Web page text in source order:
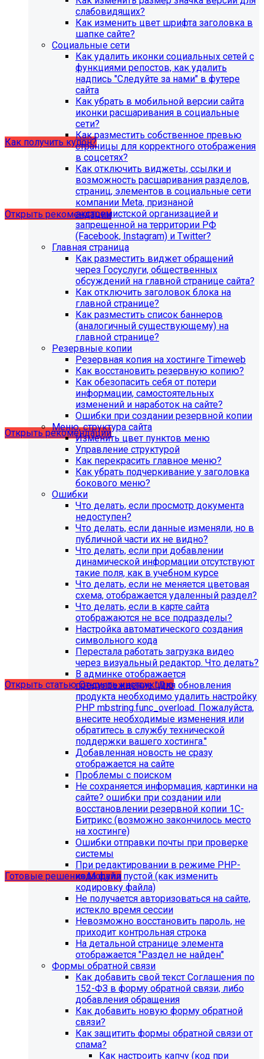
В связи с новыми требованиями Приказа 1493
Рособнадзора нами были внесены изменения в
поставку готовых решений для образовательных
Теперь в сборку готовых решений для образовательных
организаций входит модуль SIMAI-SF4: Сведения об
образовательной организации (simai.sveden). Для
корректной работы модуля необходимо активировать
Как получить купон?
Что делать, если на хостинге не
хватает места?
Открыть рекомендации
Рекомендации по безопасности
Открыть рекомендации
С 1 февраля 2023 года ограничена
поддержка продуктов 1С-Битрикс на
PHP версии ниже 8.0. Рекомендуемая
версия PHP - 8.1 и выше
Открыть статьюОткрыть инструкцию
Учебные курсы
по работе с готовыми решениями и модулями
размещены в разделе "Учебные курсы"
Готовые решенияМодули
Инструкция по удалению ссылок на
слабовидящих?
Как изменить цвет шрифта заголовка в
шапке сайте?
Социальные сети
Как удалить иконки социальных сетей с
функциями репостов, как удалить
надпись "Следуйте за нами" в футере
сайта
Как убрать в мобильной версии сайта
иконки расшаривания в социальные
сети?
Как разместить собственное превью
страницы для корректного отображения
в соцсетях?
Как отключить виджеты, ссылки и
возможность расшаривания разделов,
страниц, элементов в социальные сети
компании Meta, признаной
экстремистской организацией и
запрещенной на территории РФ
(Facebook, Instagram) и Twitter?
Главная страница
Как разместить виджет обращений
через Госуслуги, общественных
обсуждений на главной странице сайта?
Как отключить заголовок блока на
главной странице?
Как разместить список баннеров
(аналогичный существующему) на
главной странице?
Резервные копии
Резервная копия на хостинге Timeweb
Как восстановить резервную копию?
Как обезопасить себя от потери
информации, самостоятельных
изменений и наработок на сайте?
Ошибки при создании резервной копии
Меню, структура сайта
Изменить цвет пунктов меню
Управление структурой
Как перекрасить главное меню?
Как убрать подчеркивание у заголовка
бокового меню?
Ошибки
Что делать, если просмотр документа
недоступен?
Что делать, если данные изменяли, но в
публичной части их не видно?
Что делать, если при добавлении
динамической информации отсутствуют
такие поля, как в учебном курсе
Что делать, если не меняется цветовая
схема, отображается удаленный раздел?
Что делать, если в карте сайта
отображаются не все подразделы?
Настройка автоматического создания
символьного кода
Перестала работать загрузка видео
через визуальный редактор. Что делать?
В админке отображается
предупреждение "Для обновления
продукта необходимо удалить настройку
PHP mbstring.func_overload. Пожалуйста,
внесите необходимые изменения или
обратитесь в службу технической
поддержки вашего хостинга."
Добавленная новость не сразу
отображается на сайте
Проблемы с поиском
Не сохраняется информация, картинки на
сайте? ошибки при создании или
восстановлении резервной копии 1С-
Битрикс (возможно закончилось место
на хостинге)
Ошибки отправки почты при проверке
системы
При редактировании в режиме PHP-
кода файл пустой (как изменить
кодировку файла)
Не получается авторизоваться на сайте,
истекло время сессии
Невозможно восстановить пароль, не
приходит контрольная строка
На детальной странице элемента
отображается "Раздел не найден"
Формы обратной связи
Как добавить свой текст Соглашения по
152-ФЗ в форму обратной связи, либо
добавления обращения
Как добавить новую форму обратной
связи?
Как защитить формы обратной связи от
спама?
Как настроить капчу (код при